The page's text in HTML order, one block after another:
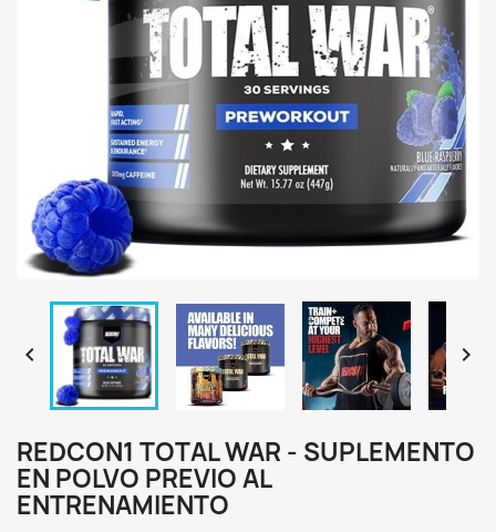
 
REDCON1 TOTAL WAR - SUPLEMENTO
EN POLVO PREVIO AL
ENTRENAMIENTO